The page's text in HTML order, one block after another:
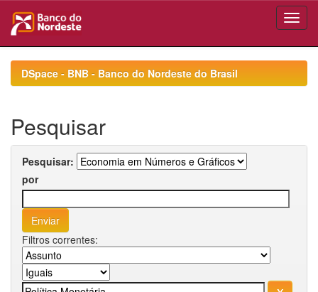
navigationDSpace - BNB - Banco do Nordeste do Brasil
Pesquisar
Pesquisar:
por
Filtros correntes: